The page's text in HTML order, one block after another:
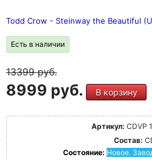
Todd Crow - Steinway the Beautiful
Есть в наличии
13399руб.
8999 руб. В корзину
Артикул: CDVP
Состав:
Состояние: Новое.